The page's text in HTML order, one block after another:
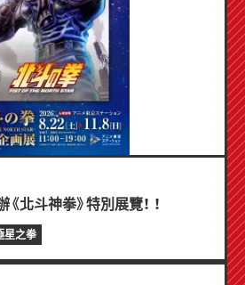
北斗神拳》特別展覽！ ！
星之拳